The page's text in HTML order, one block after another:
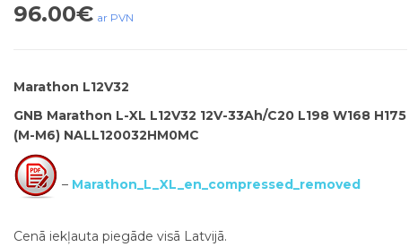
96.00€ ar PVN
Marathon L12V32
GNB Marathon L-XL L12V32 12V-33Ah/C20 L198 W168 H175
(M-M6) NALL120032HM0MC
– Marathon_L_XL_en_compressed_removed
Cenā iekļauta piegāde visā Latvijā.